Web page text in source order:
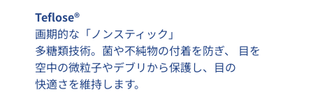
Teflose®
画期的な「ノンスティック」
多糖類技術。菌や不純物の付着を防ぎ、 目を
空中の微粒子やデブリから保護し、目の
快適さを維持します。